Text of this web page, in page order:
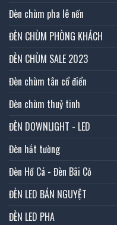
Đèn chùm pha lê nến
ĐÈN CHÙM PHÒNG KHÁCH
ĐÈN CHÙM SALE 2023
Đèn chùm tân cổ điển
Đèn chùm thuỷ tinh
ĐÈN DOWNLIGHT - LED
Đèn hắt tường
Đèn Hồ Cá - Đèn Bãi Cỏ
ĐÈN LED BÁN NGUYỆT
ĐÈN LED PHA